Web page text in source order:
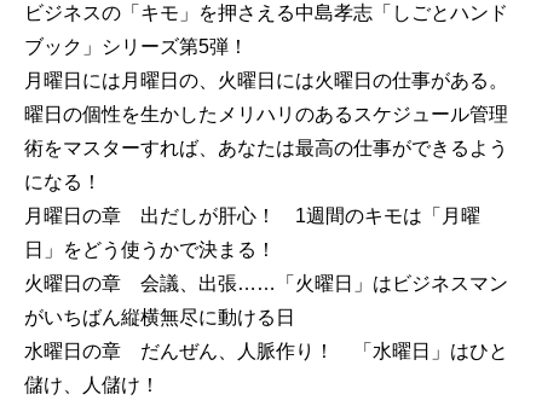
ビジネスの「キモ」を押さえる中島孝志「しごとハンド
ブック」シリーズ第5弾！
月曜日には月曜日の、火曜日には火曜日の仕事がある。
曜日の個性を生かしたメリハリのあるスケジュール管理
術をマスターすれば、あなたは最高の仕事ができるよう
になる！
月曜日の章 出だしが肝心！ 1週間のキモは「月曜
日」をどう使うかで決まる！
火曜日の章 会議、出張……「火曜日」はビジネスマン
がいちばん縦横無尽に動ける日
水曜日の章 だんぜん、人脈作り！ 「水曜日」はひと
儲け、人儲け！